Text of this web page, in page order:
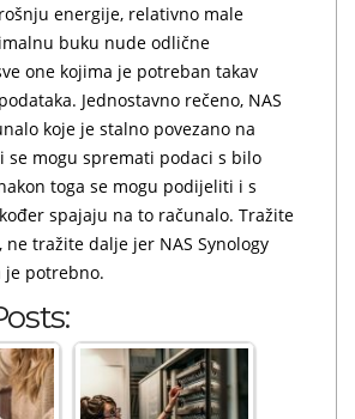
energije, relativno male
buku nude odlične
one kojima je potreban takav
Jednostavno rečeno, NAS
koje je stalno povezano na
se mogu spremati podaci s bilo
toga se mogu podijeliti i s
spajaju na to računalo. Tražite
ne tražite dalje jer NAS Synology
je potrebno.